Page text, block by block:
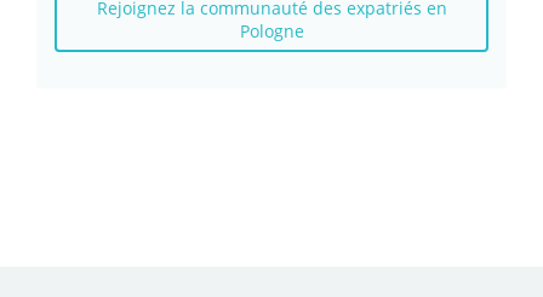
Rejoignez la communauté des expatriés en
Pologne